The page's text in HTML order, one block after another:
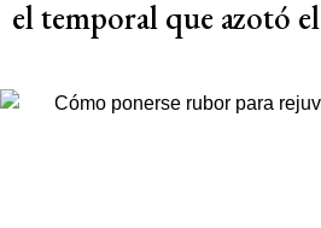
el temporal que azotó